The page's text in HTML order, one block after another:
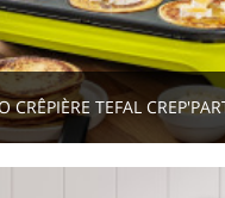
CRÊPIÈRE TEFAL